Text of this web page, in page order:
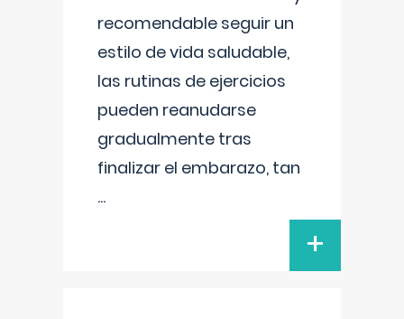
recomendable seguir un
estilo de vida saludable,
las rutinas de ejercicios
pueden reanudarse
gradualmente tras
finalizar el embarazo, tan
...
+